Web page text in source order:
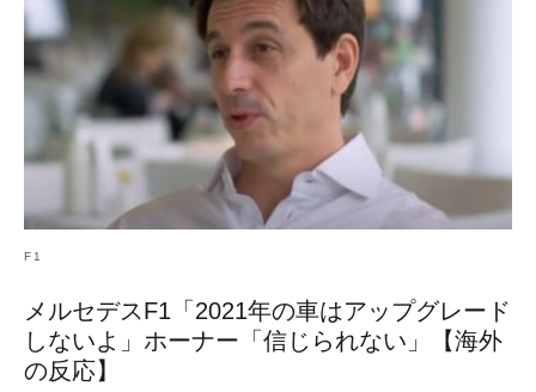
F1
メルセデスF1「2021年の車はアップグレード
しないよ」ホーナー「信じられない」【海外
の反応】